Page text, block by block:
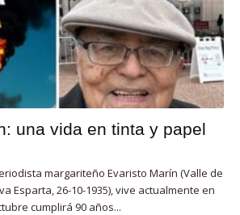
una vida en tinta y papel
margariteño Evaristo Marín (Valle de
Esparta, 26-10-1935), vive actualmente en
cumplirá 90 años...